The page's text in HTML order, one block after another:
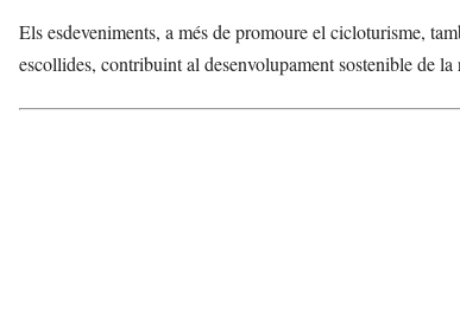
Els esdeveniments, a més de promoure el cicloturisme,
escollides, contribuint al desenvolupament sostenible de la